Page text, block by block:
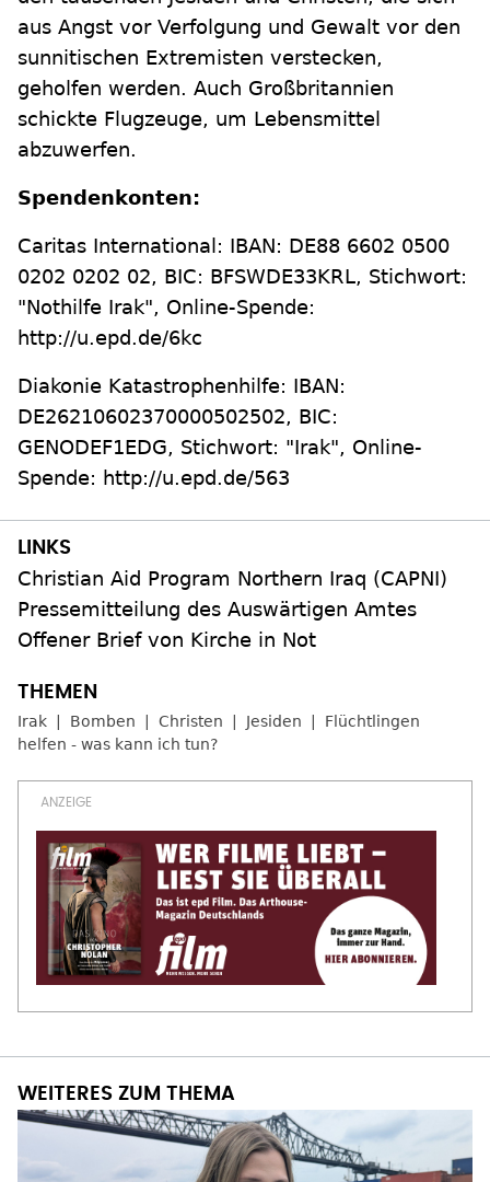
aus Angst vor Verfolgung und Gewalt vor den
sunnitischen Extremisten verstecken,
geholfen werden. Auch Großbritannien
schickte Flugzeuge, um Lebensmittel
abzuwerfen.
Spendenkonten:
Caritas International: IBAN: DE88 6602 0500
0202 0202 02, BIC: BFSWDE33KRL, Stichwort:
"Nothilfe Irak", Online-Spende:
http://u.epd.de/6kc
Diakonie Katastrophenhilfe: IBAN:
DE26210602370000502502, BIC:
GENODEF1EDG, Stichwort: "Irak", Online-
Spende: http://u.epd.de/563
Christian Aid Program Northern Iraq (CAPNI)
Pressemitteilung des Auswärtigen Amtes
Offener Brief von Kirche in Not
Irak Bomben Christen Jesiden
Flüchtlingen
helfen - was kann ich tun?
WEITERES ZUM THEMA